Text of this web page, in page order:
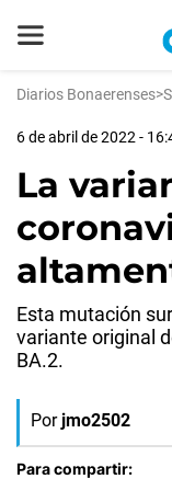
Diarios Bonaerenses>
6 de abril de 2022 -
La
Esta mutación
variante original
BA.2.
Por jmo2502
Para compartir: